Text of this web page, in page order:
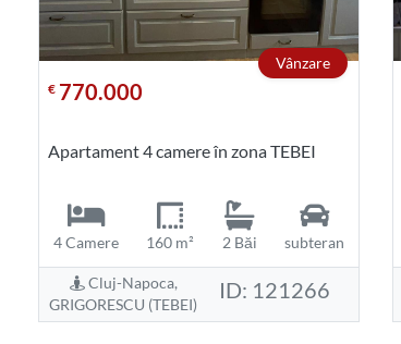
Vânzare
€ 770.000
Apartament 4 camere în zona TEBEI
4 Camere 160 m² 2 Băi subteran
Cluj-Napoca,
GRIGORESCU (TEBEI)
ID: 121266